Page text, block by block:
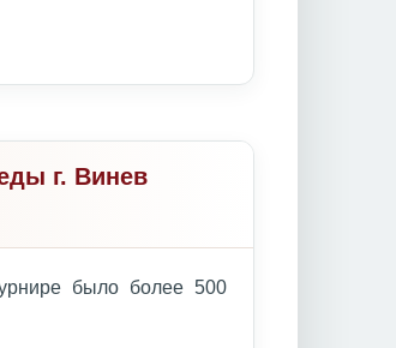
г. Винев
было более 500